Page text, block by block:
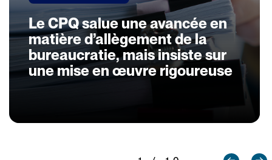
Le CPQ salue une avancée en
matière d’allègement de la
bureaucratie, mais insiste sur
une mise en œuvre rigoureuse